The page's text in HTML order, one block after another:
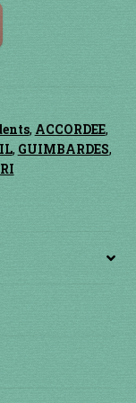
, ACCORDEE,
, GUIMBARDES,